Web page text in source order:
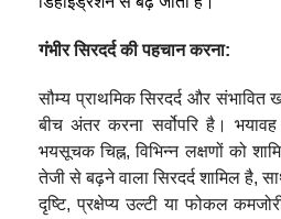
गंभीर सिरदर्द की पहचान करना:
सौम्य प्राथमिक सिरदर्द और संभावित
बीच अंतर करना सर्वोपरि है।
भयसूचक चिह्न, विभिन्न लक्षणों को
तेजी से बढ़ने वाला सिरदर्द शामिल है,
दृष्टि, प्रक्षेप्य उल्टी या फोकल